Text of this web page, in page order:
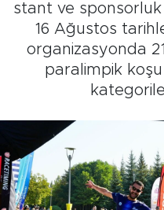
stant ve sponsorluk
16 Ağustos
organizasyonda
paralimpik